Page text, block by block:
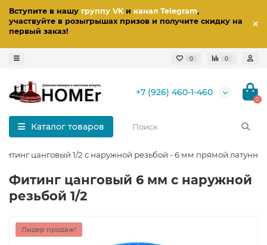
Вступите в нашу группу VKи канал Telegram,
участвуйте в розыгрышах призов и получите скидку на
первый заказ!
0 0
+7 (926) 460-1-460
0
Каталог товаров
цанговый 1/2 с наружной резьбой - 6 мм прямой
Фитинг цанговый 6 мм с наружной
резьбой 1/2
Лидер продаж!